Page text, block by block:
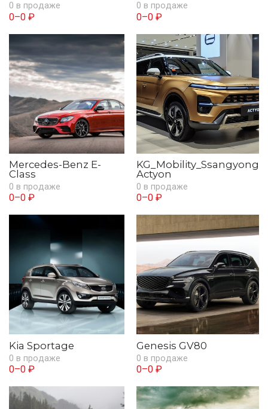
0 в продаже
0–0 ₽
0 в продаже
0–0 ₽
Mercedes-Benz E-
Class
0 в продаже
0–0 ₽
KG_Mobility_Ssangyong
Actyon
0 в продаже
0–0 ₽
Kia Sportage
0 в продаже
0–0 ₽
Genesis GV80
0 в продаже
0–0 ₽